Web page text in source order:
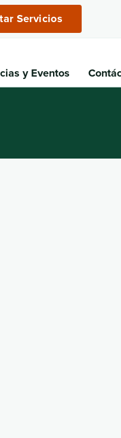
Servicios
y Eventos